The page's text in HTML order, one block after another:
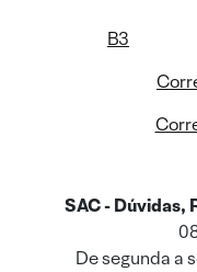
B3
SAC - Dúvidas,
De segunda a